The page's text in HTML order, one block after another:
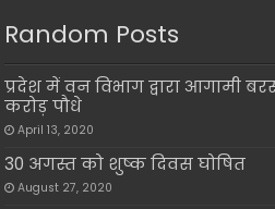
Random Posts
प्रदेश में वन विभाग द्वारा आगामी
करोड़ पौधे
April 13, 2020
30 अगस्त को शुष्क दिवस घोषित
August 27, 2020